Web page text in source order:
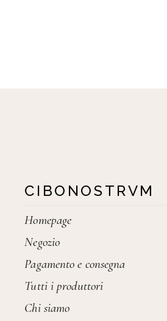
CIBONOSTRVM
Homepage
Negozio
Pagamento e consegna
Tutti i produttori
Chi siamo